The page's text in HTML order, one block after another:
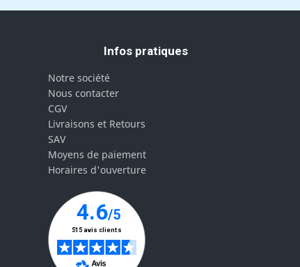
Infos pratiques
Notre société
Nous contacter
CGV
Livraisons et Retours
SAV
Moyens de paiement
Horaires d'ouverture